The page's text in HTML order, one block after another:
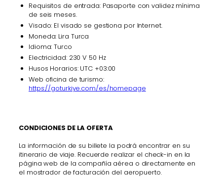
Requisitos de entrada: Pasaporte con validez mínima
de seis meses.
Visado: El visado se gestiona por Internet.
Moneda: Lira Turca
Idioma: Turco
Electricidad: 230 V 50 Hz
Husos Horarios: UTC +03:00
Web oficina de turismo:
https://goturkiye.com/es/homepage
CONDICIONES DE LA OFERTA
La información de su billete la podrá encontrar en su
itinerario de viaje. Recuerde realizar el check-in en la
página web de la compañía aérea o directamente en
el mostrador de facturación del aeropuerto.